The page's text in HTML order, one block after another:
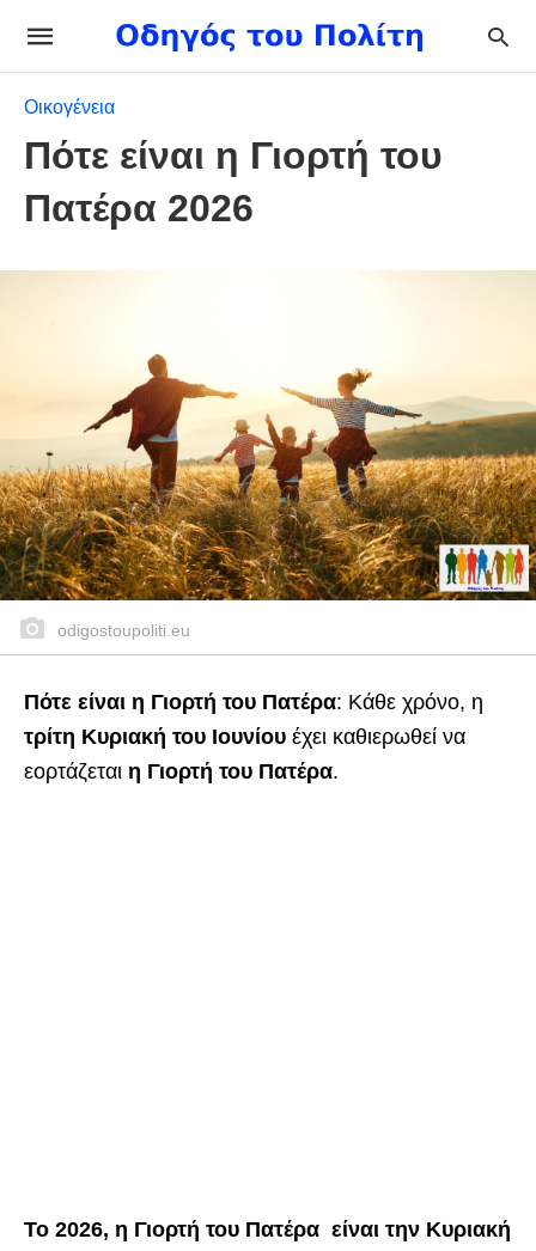
Οικογένεια
Πότε είναι η Γιορτή του
Πατέρα 2026
odigostoupoliti.eu
Πότε είναι η Γιορτή του Πατέρα: Κάθε χρόνο, η
τρίτη Κυριακή του Ιουνίου έχει καθιερωθεί να
εορτάζεται η Γιορτή του Πατέρα.
Το 2026, η Γιορτή του Πατέρα είναι την Κυριακή